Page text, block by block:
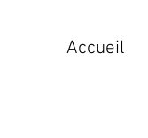
Accueil